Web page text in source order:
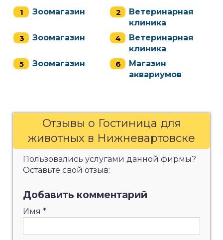
Зоомагазин
Ветеринарная
клиника
Зоомагазин
Ветеринарная
клиника
Зоомагазин
Магазин
аквариумов
Отзывы о Гостиница для
животных в Нижневартовске
Пользовались услугами данной фирмы?
Оставьте свой отзыв:
Добавить комментарий
Имя *